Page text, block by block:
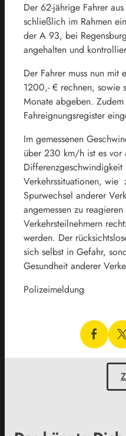
Der 62-jährige Fahrer
schließlich im Rahmen
der A 93, bei
angehalten und
Der Fahrer muss nun
1200,- € rechnen, sowie
Monate abgeben.
Fahreignungsregister
Im gemessenen
über 230 km/h ist es
Verkehrssituationen, wie
Spurwechsel anderer
angemessen zu
Verkehrsteilnehmern
werden. Der
sich selbst in Gefahr,
Gesundheit anderer
Polizeimeldung